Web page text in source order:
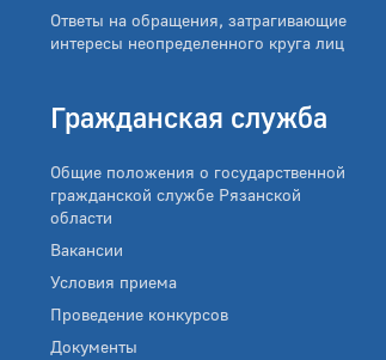
Ответы на обращения, затрагивающие
интересы неопределенного круга лиц
Гражданская служба
Общие положения о государственной
гражданской службе Рязанской
области
Вакансии
Условия приема
Проведение конкурсов
Документы